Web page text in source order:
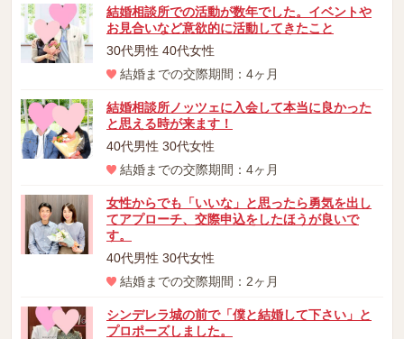
結婚相談所での活動が数年でした。イベントや
お見合いなど意欲的に活動してきたこと
30代男性 40代女性
結婚までの交際期間：4ヶ月
結婚相談所ノッツェに入会して本当に良かった
と思える時が来ます！
40代男性 30代女性
結婚までの交際期間：4ヶ月
女性からでも「いいな」と思ったら勇気を出し
てアプローチ、交際申込をしたほうが良いで
す。
40代男性 30代女性
結婚までの交際期間：2ヶ月
シンデレラ城の前で「僕と結婚して下さい」と
プロポーズしました。